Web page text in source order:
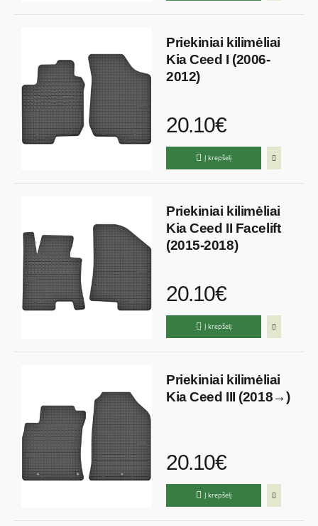
Priekiniai kilimėliai
Kia Ceed I (2006-
2012)
20.10€
Į krepšelį
Priekiniai kilimėliai
Kia Ceed II Facelift
(2015-2018)
20.10€
Į krepšelį
Priekiniai kilimėliai
Kia Ceed III (2018→)
20.10€
Į krepšelį